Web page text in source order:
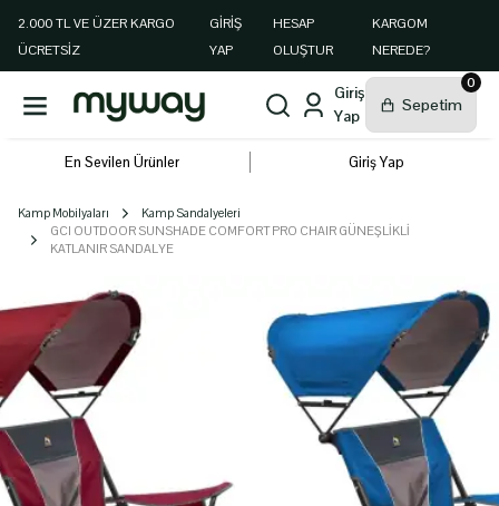
2.000 TL VE ÜZER KARGO
ÜCRETSİZ
GIRIŞ
YAP
HESAP
OLUŞTUR
KARGOM
NEREDE?
0
En Sevilen Ürünler Giriş Yap
Kamp Mobilyaları
Kamp Sandalyeleri
GCI OUTDOOR SUNSHADE COMFORT PRO CHAIR GÜNEŞLİKLİ
KATLANIR SANDALYE